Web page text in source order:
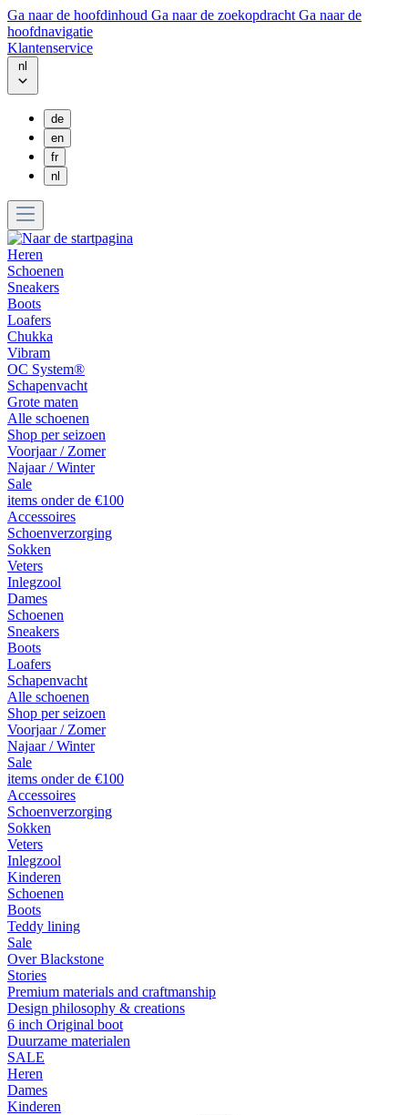
Ga naar de hoofdinhoud Ga naar de zoekopdracht Ga naar de
hoofdnavigatie
Klantenservice
nl
de
en
fr
nl
Heren
Schoenen
Sneakers
Boots
Loafers
Chukka
Vibram
OC System®
Schapenvacht
Grote maten
Alle schoenen
Shop per seizoen
Voorjaar / Zomer
Najaar / Winter
Sale
items onder de €100
Accessoires
Schoenverzorging
Sokken
Veters
Inlegzool
Dames
Schoenen
Sneakers
Boots
Loafers
Schapenvacht
Alle schoenen
Shop per seizoen
Voorjaar / Zomer
Najaar / Winter
Sale
items onder de €100
Accessoires
Schoenverzorging
Sokken
Veters
Inlegzool
Kinderen
Schoenen
Boots
Teddy lining
Sale
Over Blackstone
Stories
Premium materials and craftmanship
Design philosophy & creations
6 inch Original boot
Duurzame materialen
SALE
Heren
Dames
Kinderen